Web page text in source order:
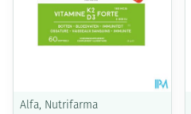
Alfa, Nutrifarma